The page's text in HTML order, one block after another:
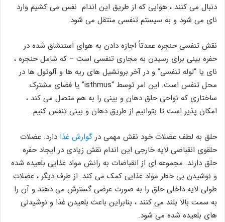
دنبال می کنند ، هوایی که از طریق این اندام نفس می کشیم وارد
نای می شود و به سیستم تنفسی منتقل می شود.
نقش تنفسی حنجره عمدتاً اجازه دادن به هوای استنشاق شده در
حفره بینی برای رسیدن به مجاری تنفسی است – که شامل حنجره ،
نای یا “لوله تنفسی” و در آخر برونشیل های ریه ها و آلوئول ها در
محل تنفس است. این امر توسط “isthmus” یا فضای مشترک
ساختاری که نواحی حلق دهان و بینی را به هم متصل می کند ،
امکان پذیر است تا بتوانیم از طریق دهان و بینی تنفس کنیم.
حلق به لطف عضلات خود نقش مهمی در گوارش غذا دارد. عضلات
حلقوی انقباضی لایه خارجی این اندام نقش زیادی در ایجاد حفره
حلق دارند. مجموعه ای از انقباضات به رانش مواد غذایی بلعیده شده
و نوشیدن بی خطر مواد غذایی کمک می کند. از طرف دیگر ، عضلات
طولی لایه داخلی حلق را به صورت عرضی گسترش می دهند و آن را
به سمت بالا بلند می کنند ، بنابراین باعث بلعیدن غذا و نوشیدنی
های بلعیده شده می شود.